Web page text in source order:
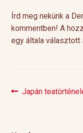
Írd meg nekünk a
kommentben! A
egy általa választott
Bejegyzés
Previous
Japán